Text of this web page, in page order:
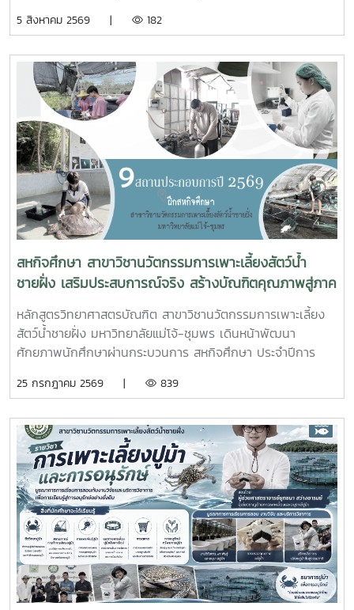
รวม สาย ก3 และ ก4ในเขตผังเมืองรวมชุมชนปากน้ำหลังสวน
ศาลากลางจังหวัดชุมพร โดยมีนายจักรพงศ์ นิลไพรัช ธนารักษ์
พื้นที่ชุมพร เป็นประธานในการประชุมในการนี้ นายอุดม จิตตวงค์
โยธาธิการและผังเมืองจังหวัดชุมพร พร้อมด้วยคณะที่ปรึกษา
โครงการจัดรูปที่ดินเพื่อพัฒนาพื้นที่ส่วนจังหวัดชุมพร บริเวณ
ถนนผังเมืองรวม สาย ก3 และก4 ในเขตผังเมืองรวมชุมชน
ปากน้ำหลังสวน เข้าร่วมการประชุมฯ ดังกล่าว เพื่อพิจารณาขอ
ความเห็นชอบค่าชดเชยต้นไม้และพืชผล และค่าชดเชยอาคารและ
สิ่งปลูกสร้างจากกองทุนจัดรูปที่ดินเพื่อพัฒนาพื้นที่มติที่ประชุม
รับทราบรายละเอียดราคาและเห็นควรให้เสนอคณะกรรมการ
จังหวัดขอรับเงินอุดหนุนจากกกองทุนจัดรูปเพื่อพัฒนาพื้นที่
5 สิงหาคม 2569 | 182
สหกิจศึกษา สาขาวิชานวัตกรรมการเพาะเลี้ยงสัตว์น้ำ
ชายฝั่ง เสริมประสบการณ์จริง สร้างบัณฑิตคุณภาพสู่ภาค
อุตสาหกรรมการผลิตสัตว์น้ำ
หลักสูตรวิทยาศาสตรบัณฑิต สาขาวิชานวัตกรรมการเพาะเลี้ยง
สัตว์น้ำชายฝั่ง มหาวิทยาลัยแม่โจ้-ชุมพร เดินหน้าพัฒนา
ศักยภาพนักศึกษาผ่านกระบวนการ สหกิจศึกษา ประจำปีการ
การและหน่วยงานภาคีเครือข่ายเป็นระยะเวลา 4 เดือน เพื่อให้
ความรู้จากห้องเรียนไปประยุกต์ใช้ในการทำงานจริงทั้งนี้ สหกิจ
ศึกษาเป็นส่วนสำคัญของการจัดการเรียนการสอน ที่มุ่งเน้นการ
ผลิตบัณฑิตให้มีความพร้อมทั้งด้านวิชาการและวิชาชีพ นักศึกษา
จะได้ฝึกทักษะการทำงานในสภาพแวดล้อมจริง เรียนรู้การแก้ไข
ปัญหาเฉพาะหน้า อดทน สู้งาน ซื่อสัตย์ มีสัมมาคารวะ ทำงาน
ร่วมกับผู้อื่นได้ และการปรับตัวให้เข้ากับองค์กร ตลอดจนพัฒนา
ทักษะวิชาชีพด้านการเพาะเลี้ยงสัตว์น้ำชายฝั่ง ให้สอดคล้องกับ
ความต้องการของภาคอุตสาหกรรมการผลิตสัตว์น้ำและอื่นๆที่
เกี่ยวข้อง
25 กรกฎาคม 2569 | 839